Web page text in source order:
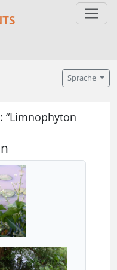
Sprache
“Limnophyton